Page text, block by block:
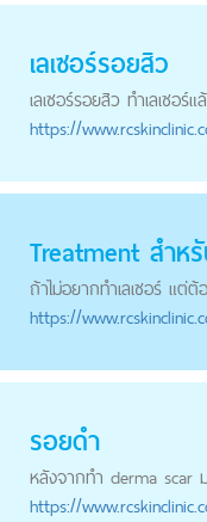
เลเซอร์รอยสิว
เลเซอร์รอยสิว ทำเลเซอร์
https://
Treatment สำห
ถ้าไม่อยากทำเลเซอร์ แต่
https://
รอยดำ
หลังจากทำ derma scar
https://